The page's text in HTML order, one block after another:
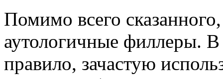
Помимо всего
аутологичные филлеры. В
правило, зачастую